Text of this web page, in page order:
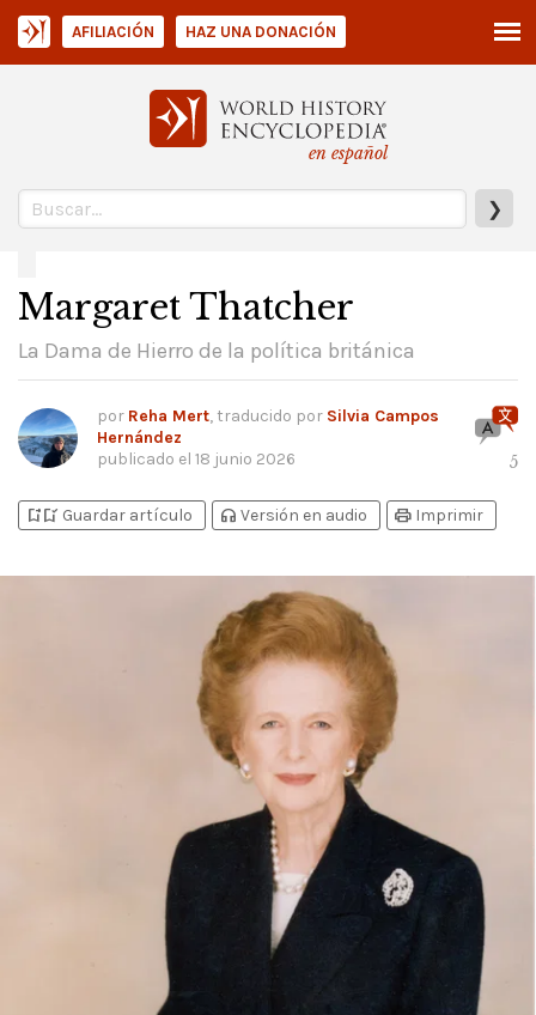
en español
❯
AFILIACIÓN HAZ UNA DONACIÓN
Margaret Thatcher
La Dama de Hierro de la política británica
por Reha Mert, traducido por Silvia Campos
Hernández
publicado el 18 junio 2026 5
bookmark_addbookmark_added Guardar artículo headphones Versión en audio print Imprimir